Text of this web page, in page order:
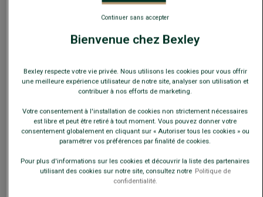
Payez en plusieurs fois dès 199€ d'achat
pointure habituelle.
Guide des tailles
AJOUTER AU PANIER
Bienvenue chez Bexley
Bexley respecte votre vie privée. Nous utilisons les cookies pour vous offrir
une meilleure expérience utilisateur de notre site, analyser son utilisation et
contribuer à nos efforts de marketing.
Votre consentement à l'installation de cookies non strictement nécessaires
est libre et peut être retiré à tout moment. Vous pouvez donner votre
consentement globalement en cliquant sur « Autoriser tous les cookies » ou
paramétrer vos préférences par finalité de cookies.
Pour plus d'informations sur les cookies et découvrir la liste des partenaires
utilisant des cookies sur notre site, consultez notre Politique de
confidentialité.
Continuer sans accepter